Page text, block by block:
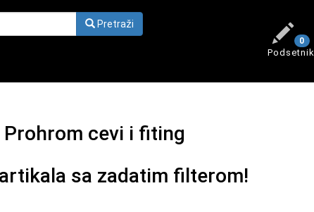
Pretraži
0
Podsetnik
Prohrom cevi i fiting
sa zadatim filterom!